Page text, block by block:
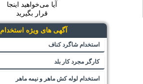
آیا می‌خواهید اینجا
قرار بگیرید
آگهی های ویژه استخدام
استخدام شاگرد کناف
کارگر مجرد کار بلد
استخدام لوله کش ماهر و نیمه ماهر